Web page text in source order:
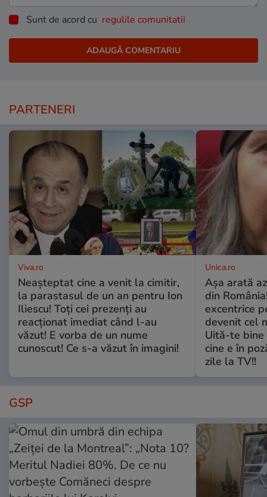
Sunt de acord cu regulile comunitatii
PARTENERI
Viva.ro
Neașteptat cine a venit la cimitir,
la parastasul de un an pentru Ion
Iliescu! Toți cei prezenți au
reacționat imediat când l-au
văzut! E vorba de un nume
cunoscut! Ce s-a văzut în imagini!
Unica.ro
Așa arată
din
excentrice
devenit cel
Uită-te bine
cine e în
zile la TV!!
GSP